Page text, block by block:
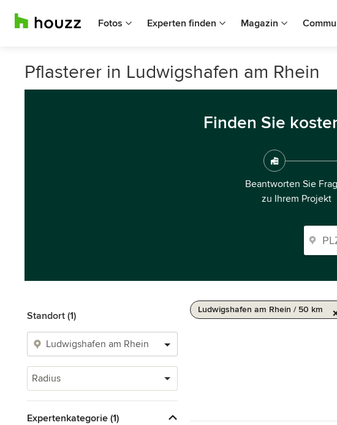
Fotos Experten finden Magazin
Pflasterer in Ludwigshafen am Rhein
Finden Sie
Beantworten Sie
zu Ihrem Projekt
Standort (1)
Radius
Expertenkategorie (1)
Ludwigshafen am Rhein / 50 km